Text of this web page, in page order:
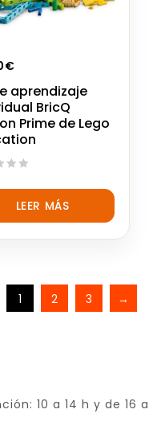
€
aprendizaje
BricQ
Prime de Lego
LEER MÁS
1 2 3 →
10 a 14 h y de 16 a